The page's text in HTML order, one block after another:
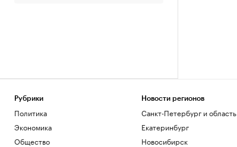
Рубрики
Политика
Экономика
Общество
Новости регионов
Санкт-Петербург и область
Екатеринбург
Новосибирск